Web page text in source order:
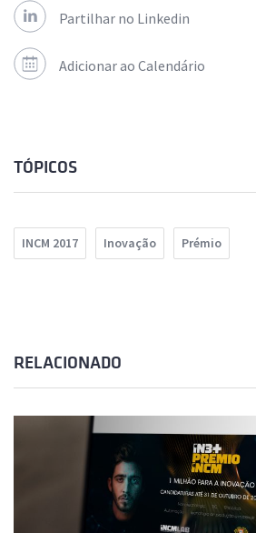
Partilhar no Linkedin
Adicionar ao Calendário
TÓPICOS
INCM 2017 Inovação Prémio
RELACIONADO